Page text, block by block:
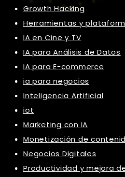
Growth Hacking
Herramientas y
IA en Cine y TV
IA para Análisis de Datos
IA para E-commerce
ia para negocios
Inteligencia Artificial
iot
Marketing con IA
Monetización de
Negocios Digitales
Productividad y mejora